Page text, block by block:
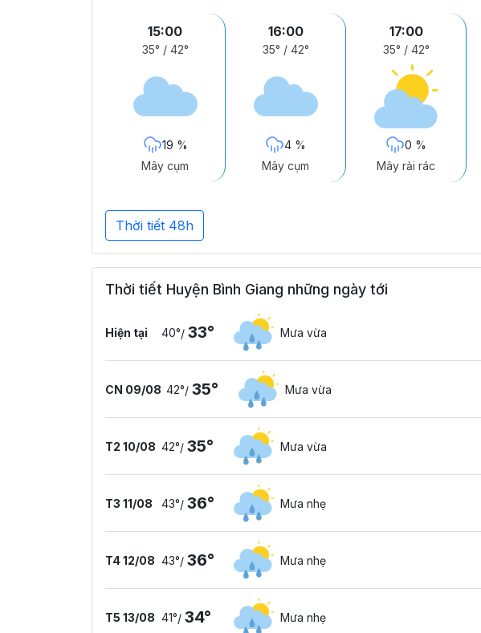
15:00
35° / 42°
19 %
Mây cụm
16:00
35° / 42°
4 %
Mây cụm
17:00
35° / 42°
0 %
Mây rải rác
Thời tiết 48h
Thời tiết Huyện Bình Giang những ngày tới
Hiện tại 40°/ 33° Mưa vừa
CN 09/08 42°/ 35° Mưa vừa
T2 10/08 42°/ 35° Mưa vừa
T3 11/08 43°/ 36° Mưa nhẹ
T4 12/08 43°/ 36° Mưa nhẹ
T5 13/08 41°/ 34° Mưa nhẹ